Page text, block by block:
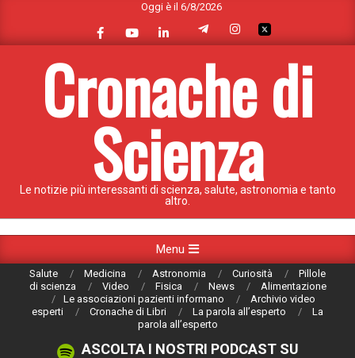
content
Oggi è il 6/8/2026
Cronache di
Scienza
Le notizie più interessanti di scienza, salute, astronomia e tanto
altro.
Navigation
Menu
Salute Medicina Astronomia Curiosità
Pillole
di scienza
Video Fisica News
Alimentazione
Le associazioni pazienti informano
Archivio video
esperti
Cronache di Libri La parola all’esperto
La
parola all’esperto
ASCOLTA I NOSTRI PODCAST SU